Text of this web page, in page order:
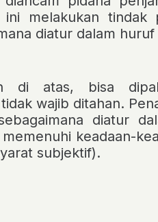
ini melakukan tindak
diatur dalam
di atas, bisa
wajib ditahan.
diatur
keadaan-
subjektif).